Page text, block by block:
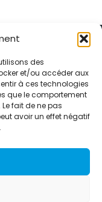
des
et/ou accéder aux
à ces technologies
que le comportement
fait de ne pas
avoir un effet négatif
presse et de
1995, elle conçoit et
et à l’international